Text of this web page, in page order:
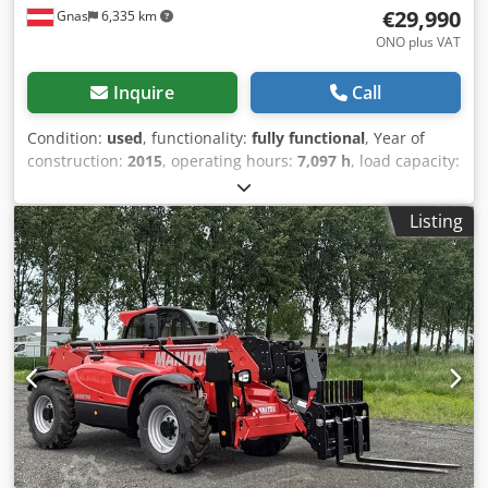
Gnas 6,335 km €29,990
ONO plus VAT
Inquire Call
Condition: used, functionality: fully functional, Year of
construction: 2015, operating hours: 7,097 h, load capacity:
6,000 mm
type:telescopic, construction height:1,900 mm, power:55
kW (74.78 HP), empty load weight:4,500 kg, total length:
4,000 mm, drive type:Diesel, construction width:1,800
mm, Telescopic forklift, rigid Mast type: Telescopic Dcjdpfx
Aszirmfspmsk Condition: Ready for operation and fully
functional Technical condition: Good Front tire type: Air
Front tire condition: 40 - 60% Rear tire type: Air Rear tire
condition: 40 - 60% Description: Manitou MT 625 telescopic
handler (ST3B series) - - 2.5-ton lifting capacity - - - 6m
reach - - - Year of manufacture 2015 - - - 7097 operating
hours according to the meter - - - 2-speed hydrostatic drive
- - - mechanical quick coupler - - - 4-cylinder KUBOTA
diesel engine, turbo, 75 hp - - - 4-wheel steering - - - 4-
Listing